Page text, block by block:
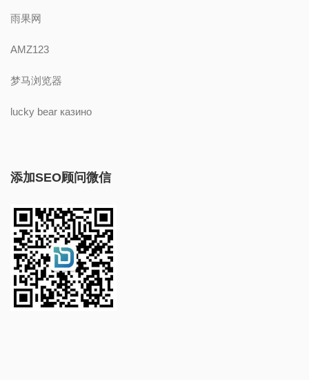
雨果网
AMZ123
梦马浏览器
lucky bear казино
添加SEO顾问微信